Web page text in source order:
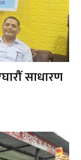
साधारण